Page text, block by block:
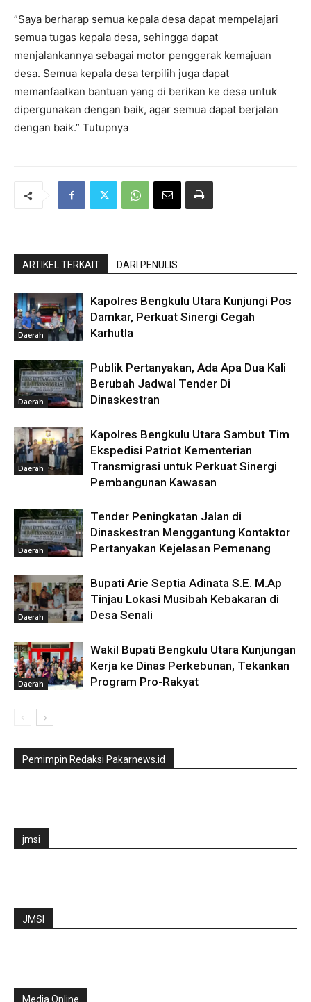
”Saya berharap semua kepala desa dapat mempelajari
semua tugas kepala desa, sehingga dapat
menjalankannya sebagai motor penggerak kemajuan
desa. Semua kepala desa terpilih juga dapat
memanfaatkan bantuan yang di berikan ke desa untuk
dipergunakan dengan baik, agar semua dapat berjalan
dengan baik.” Tutupnya
ARTIKEL TERKAIT DARI PENULIS
Daerah
Kapolres Bengkulu Utara Kunjungi Pos
Damkar, Perkuat Sinergi Cegah
Karhutla
Daerah
Publik Pertanyakan, Ada Apa Dua Kali
Berubah Jadwal Tender Di
Dinaskestran
Daerah
Kapolres Bengkulu Utara Sambut Tim
Ekspedisi Patriot Kementerian
Transmigrasi untuk Perkuat Sinergi
Pembangunan Kawasan
Daerah
Tender Peningkatan Jalan di
Dinaskestran Menggantung Kontaktor
Pertanyakan Kejelasan Pemenang
Daerah
Bupati Arie Septia Adinata S.E. M.Ap
Tinjau Lokasi Musibah Kebakaran di
Desa Senali
Daerah
Wakil Bupati Bengkulu Utara Kunjungan
Kerja ke Dinas Perkebunan, Tekankan
Program Pro-Rakyat
Pemimpin Redaksi Pakarnews.id
jmsi
JMSI
Media Online